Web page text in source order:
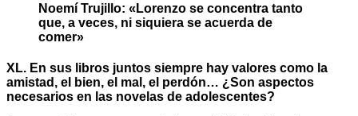
Noemí Trujillo: «Lorenzo se concentra tanto
que, a veces, ni siquiera se acuerda de
comer»
XL. En sus libros juntos siempre hay valores como la
amistad, el bien, el mal, el perdón… ¿Son aspectos
necesarios en las novelas de adolescentes?